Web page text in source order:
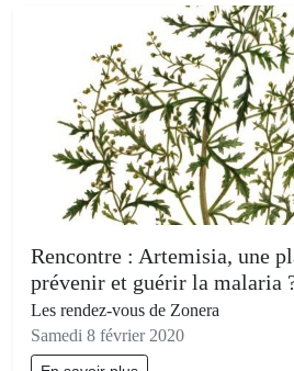
Rencontre : Artemisia, une
prévenir et guérir la malaria
Les rendez-vous de Zonera
Samedi 8 février 2020